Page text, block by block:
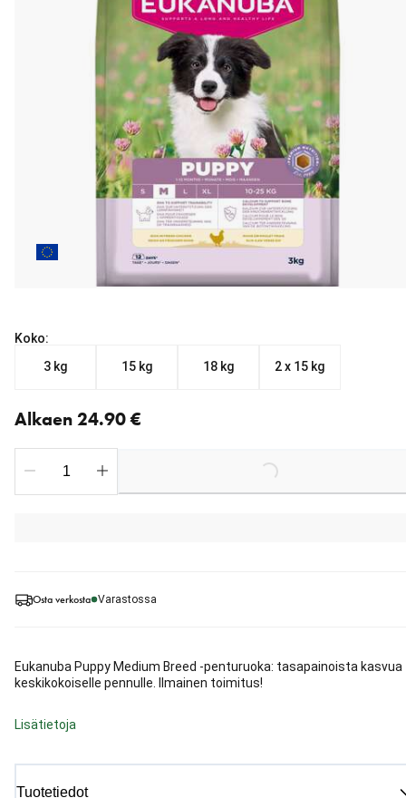
Osta verkosta Varastossa
Eukanuba Puppy Medium Breed -penturuoka: tasapainoista kasvua
keskikokoiselle pennulle. Ilmainen toimitus!
Lisätietoja
Tuotetiedot
Koko:
3 kg
15 kg 18 kg 2 x 15 kg
Alkaen 24.90 €
Loading...